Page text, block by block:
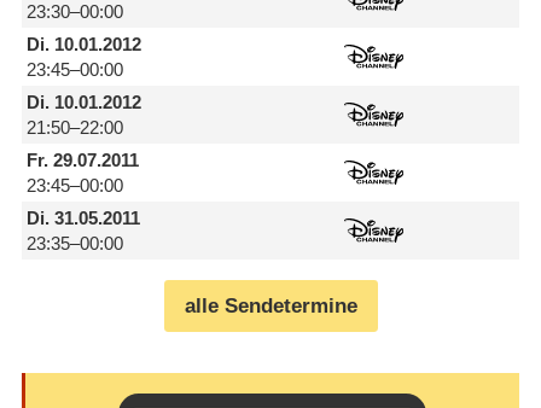
23:30–00:00
Di.10.01.2012
23:45–00:00
Di.10.01.2012
21:50–22:00
Fr.29.07.2011
23:45–00:00
Di.31.05.2011
23:35–00:00
alle Sendetermine